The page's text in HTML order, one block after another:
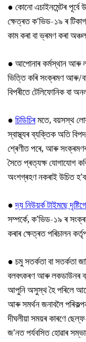
●কোনো এচাইনমেন্টৰ
ক্ষেত্ৰত ক’ভিড-১৯ ৰ
কাম কৰা বা ভ্ৰমণ কৰা
●আপোনাৰ কৰ্মস্থান আৰু
ভিত্তি কৰি সংক্ৰমণ আৰু/
বিপৰীতে টেলিফোনিক বা
●চিডিচিৰমতে, বয়সস্থ
স্বাস্থ্যৰ ব্যক্তিক অতি
শ্ৰেণীত পৰে, আৰু
সৈতে প্ৰত্যক্ষ যোগাযোগ
অংশগ্ৰহণ নকৰাই উচিত
●দ্য নিউয়ৰ্ক টাইমছে
সম্পৰ্কে, ক’ভিড-১৯ ৰ
কৰাৰ ক্ষেত্ৰত পৰিচালন
●চমু সতৰ্কতা বা সতৰ্কতা
বলবৎকৰণ আৰু লকডাউনৰ
আপুনি অসুস্থ হৈ পৰিলে
আৰু সমৰ্থন জনাবলৈ
দীঘলীয়া সময়ৰ কাৰণে
জ’নত পৰ্যবসিত হোৱাৰ